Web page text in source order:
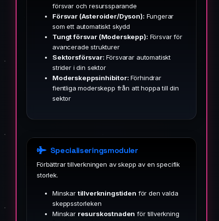
försvar och resurssparande
Försvar (Asteroider/Dyson): Fungerar
som ett automatiskt skydd
Tungt försvar (Moderskepp): Försvar för
avancerade strukturer
Sektorsförsvar: Försvarar automatiskt
strider i din sektor
Moderskeppsinhibitor: Förhindrar
fientliga moderskepp från att hoppa till din
sektor
Specialiseringsmoduler
Förbättrar tillverkningen av skepp av en specifik
storlek.
Minskar tillverkningstiden för den valda
skeppsstorleken
Minskar resurskostnaden för tillverkning